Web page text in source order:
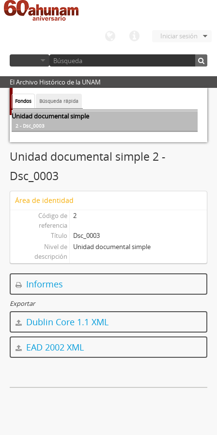
Iniciar sesión
El Archivo Histórico de la UNAM
Fondos Búsqueda rápida
Unidad documental simple
2 - Dsc_0003
Unidad documental simple 2 -
Dsc_0003
Área de identidad
Código de
referencia
2
Título
Dsc_0003
Nivel de
descripción
Unidad documental simple
Informes
Exportar
Dublin Core 1.1 XML
EAD 2002 XML